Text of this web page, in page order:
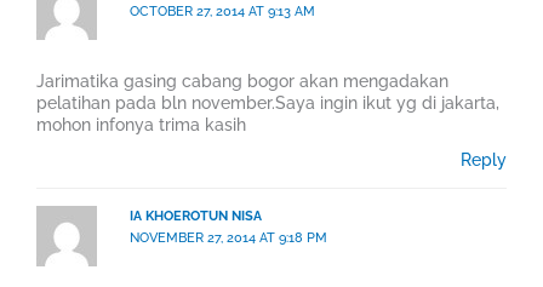
OCTOBER 27, 2014 AT 9:13 AM
Jarimatika gasing cabang bogor akan mengadakan
pelatihan pada bln november.Saya ingin ikut yg di jakarta,
mohon infonya trima kasih
Reply
IA KHOEROTUN NISA
NOVEMBER 27, 2014 AT 9:18 PM